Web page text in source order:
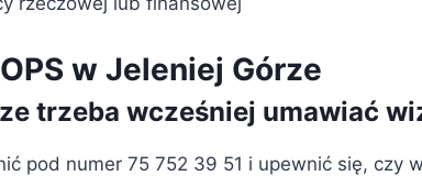
w Jeleniej Górze
trzeba wcześniej umawiać
pod numer 75 752 39 51 i upewnić się, czy